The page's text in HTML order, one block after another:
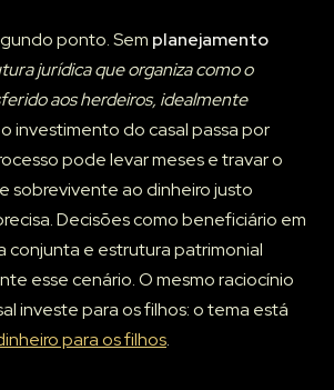
ponto. Sem planejamento
jurídica que organiza como o
aos herdeiros, idealmente
investimento do casal passa por
pode levar meses e travar o
sobrevivente ao dinheiro justo
Decisões como beneficiário em
conjunta e estrutura patrimonial
esse cenário. O mesmo raciocínio
investe para os filhos: o tema está
para os filhos.